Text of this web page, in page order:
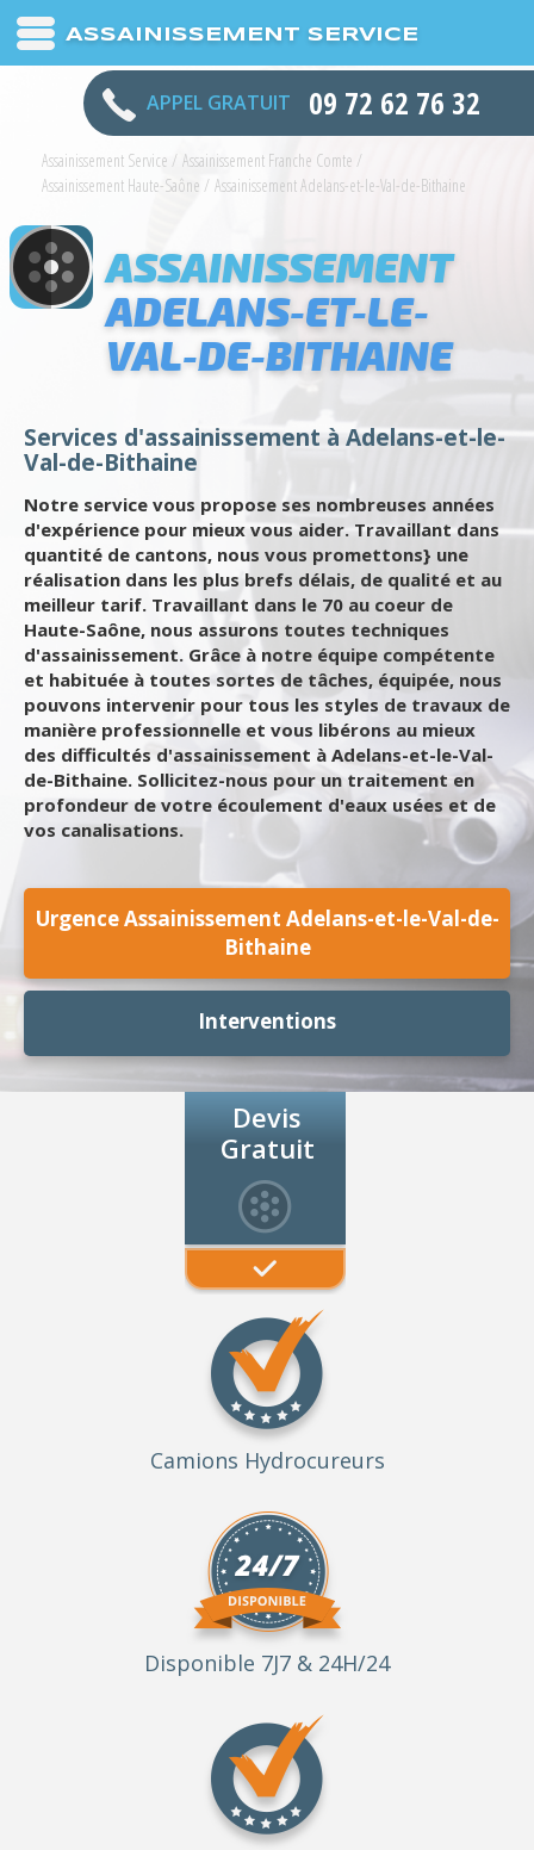
ASSAINISSEMENT SERVICE
APPEL GRATUIT 09 72 62 76 32
Assainissement Service / Assainissement Franche Comte /
Assainissement Haute-Saône / Assainissement Adelans-et-le-Val-de-Bithaine
ASSAINISSEMENT
ADELANS-ET-LE-
VAL-DE-BITHAINE
Services d'assainissement à Adelans-et-le-
Val-de-Bithaine
Notre service vous propose ses nombreuses années
d'expérience pour mieux vous aider. Travaillant dans
quantité de cantons, nous vous promettons} une
réalisation dans les plus brefs délais, de qualité et au
meilleur tarif. Travaillant dans le 70 au coeur de
Haute-Saône, nous assurons toutes techniques
d'assainissement. Grâce à notre équipe compétente
et habituée à toutes sortes de tâches, équipée, nous
pouvons intervenir pour tous les styles de travaux de
manière professionnelle et vous libérons au mieux
des difficultés d'assainissement à Adelans-et-le-Val-
de-Bithaine. Sollicitez-nous pour un traitement en
profondeur de votre écoulement d'eaux usées et de
vos canalisations.
Urgence Assainissement Adelans-et-le-Val-de-
Bithaine
Interventions
Devis
Gratuit
Camions Hydrocureurs
Disponible 7J7 & 24H/24